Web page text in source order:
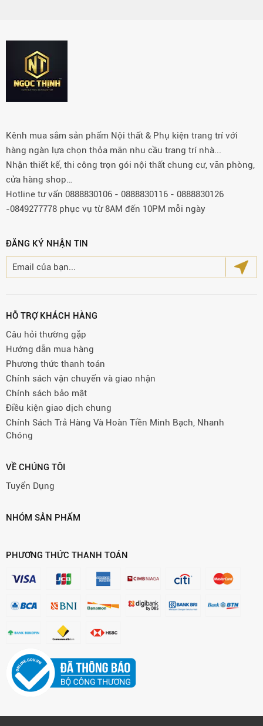
Kênh mua sắm sản phẩm Nội thất & Phụ kiện trang trí với
hàng ngàn lựa chọn thỏa mãn nhu cầu trang trí nhà...
Nhận thiết kế, thi công trọn gói nội thất chung cư, văn phòng,
cửa hàng shop…
Hotline tư vấn 0888830106 - 0888830116 - 0888830126
-0849277778 phục vụ từ 8AM đến 10PM mỗi ngày
ĐĂNG KÝ NHẬN TIN
HỖ TRỢ KHÁCH HÀNG
Câu hỏi thường gặp
Hướng dẫn mua hàng
Phương thức thanh toán
Chính sách vận chuyển và giao nhận
Chính sách bảo mật
Điều kiện giao dịch chung
Chính Sách Trả Hàng Và Hoàn Tiền Minh Bạch, Nhanh
Chóng
VỀ CHÚNG TÔI
Tuyển Dụng
NHÓM SẢN PHẨM
PHƯƠNG THỨC THANH TOÁN